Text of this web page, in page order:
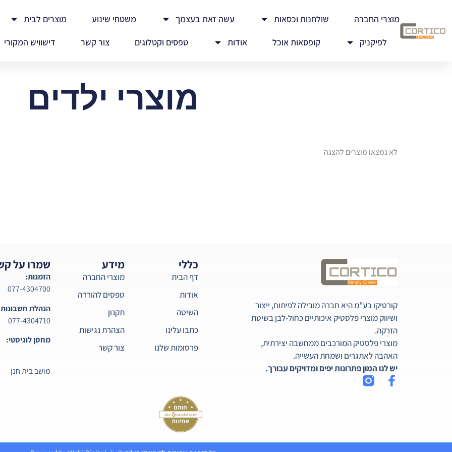
מוצרי החברה שולחנות וכסאות עשה זאת בעצמך משטחי שינוע
מוצרים לבית
לפיקניק
קופסאות אוכל אודות טפסים וקטלוגים צור קשר דישוויש המקורי
מוצרי ילדים
לא נמצאו מוצרים להצגה
קורטיקו בע"מ היא חברה מובילה לפיתוח, ייצור
ושיווק מוצרי פלסטיק איכותיים כחול-לבן בשיטת
הזרקה.
מוצרי פלסטיק המורכבים ממחשבה יצירתית,
האהבה לאתגרים ושמחת העשייה.
יש לנו המון פתרונות יפים ומדויקים עבורך.
כללי
דף הבית
אודות
השיטה
כתבו עלינו
פרסומות שלנו
מידע
מוצרי החברה
טפסים להורדה
תקנון
הצהרת נגישות
צור קשר
שמרו על
הזמנות:
077-4304700
הנהלת
077-4304710
מחסן לוגיסטי:
מושב בית חנן